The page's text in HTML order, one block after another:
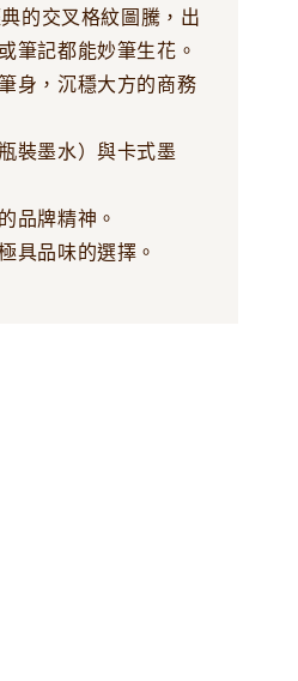
的交叉格紋圖騰，出
筆記都能妙筆生花。
身，沉穩大方的商務
裝墨水）與卡式墨
品牌精神。
具品味的選擇。